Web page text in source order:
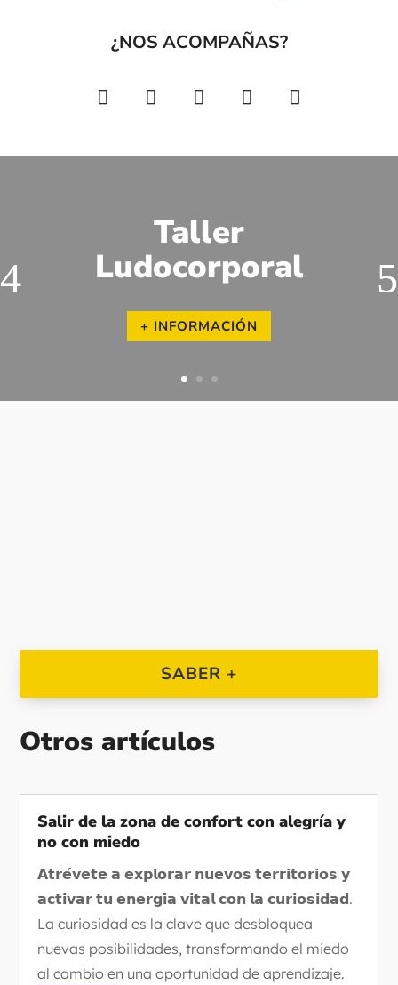
¿NOS ACOMPAÑAS?
Taller
Ludocorporal
+ INFORMACIÓN
SABER +
Otros artículos
Salir de la zona de confort con alegría y
no con miedo
𝗔𝘁𝗿𝗲́𝘃𝗲𝘁𝗲 𝗮 𝗲𝘅𝗽𝗹𝗼𝗿𝗮𝗿 𝗻𝘂𝗲𝘃𝗼𝘀 𝘁𝗲𝗿𝗿𝗶𝘁𝗼𝗿𝗶𝗼𝘀 𝘆
𝗮𝗰𝘁𝗶𝘃𝗮𝗿 𝘁𝘂 𝗲𝗻𝗲𝗿𝗴𝗶́𝗮 𝘃𝗶𝘁𝗮𝗹 𝗰𝗼𝗻 𝗹𝗮 𝗰𝘂𝗿𝗶𝗼𝘀𝗶𝗱𝗮𝗱.
La curiosidad es la clave que desbloquea
nuevas posibilidades, transformando el miedo
al cambio en una oportunidad de aprendizaje.